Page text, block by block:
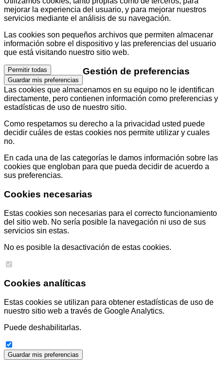
mejorar la experiencia del usuario, y para mejorar nuestros
servicios mediante el análisis de su navegación.
Las cookies son pequeños archivos que permiten almacenar
información sobre el dispositivo y las preferencias del usuario
que está visitando nuestro sitio web.
Permitir todas
Guardar mis preferencias
Gestión de preferencias
Las cookies que almacenamos en su equipo no le identifican
directamente, pero contienen información como preferencias y
estadísticas de uso de nuestro sitio.
Como respetamos su derecho a la privacidad usted puede
decidir cuáles de estas cookies nos permite utilizar y cuales
no.
En cada una de las categorías le damos información sobre las
cookies que engloban para que pueda decidir de acuerdo a
sus preferencias.
Cookies necesarias
Estas cookies son necesarias para el correcto funcionamiento
del sitio web. No sería posible la navegación ni uso de sus
servicios sin estas.
No es posible la desactivación de estas cookies.
Cookies analíticas
Estas cookies se utilizan para obtener estadísticas de uso de
nuestro sitio web a través de Google Analytics.
Puede deshabilitarlas.
Guardar mis preferencias